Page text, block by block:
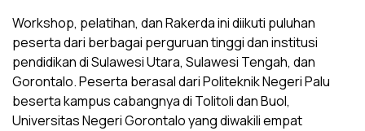
Workshop, pelatihan, dan Rakerda ini diikuti puluhan
peserta dari berbagai perguruan tinggi dan institusi
pendidikan di Sulawesi Utara, Sulawesi Tengah, dan
Gorontalo. Peserta berasal dari Politeknik Negeri Palu
beserta kampus cabangnya di Tolitoli dan Buol,
Universitas Negeri Gorontalo yang diwakili empat